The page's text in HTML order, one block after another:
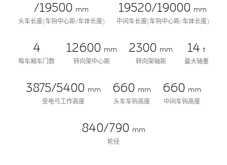
/19500 mm
头车长度(车钩中心距/车体长度)
19520/19000 mm
中间车长度(车钩中心距/车体长度)
4
每车厢车门数
12600 mm
转向架中心距
2300 mm
转向架轴距
14 t
最大轴重
3875/5400 mm
受电弓工作高度
660 mm
头车车钩高度
660 mm
中间车钩高度
840/790 mm
轮径